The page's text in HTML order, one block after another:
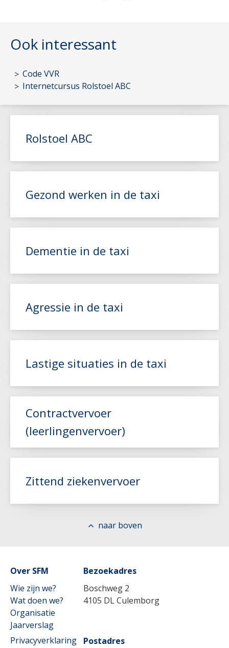
Ook interessant
Code VVR
Internetcursus Rolstoel ABC
Rolstoel ABC
Lees meer
Gezond werken in de taxi
Lees meer
Dementie in de taxi
Lees meer
Agressie in de taxi
Lees meer
Lastige situaties in de taxi
Lees meer
Contractvervoer
(leerlingenvervoer)
Lees meer
Zittend ziekenvervoer
Lees meer
naar boven
Over SFM
Wie zijn we?
Wat doen we?
Organisatie
Jaarverslag
Privacyverklaring
Bezoekadres
Boschweg 2
4105 DL Culemborg
Postadres